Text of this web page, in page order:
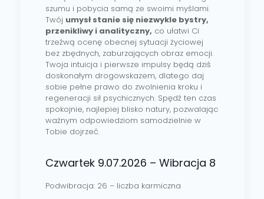
szumu i pobycia samą ze swoimi myślami.
Twój umysł stanie się niezwykle bystry,
przenikliwy i analityczny, co ułatwi Ci
trzeźwą ocenę obecnej sytuacji życiowej
bez zbędnych, zaburzających obraz emocji.
Twoja intuicja i pierwsze impulsy będą dziś
doskonałym drogowskazem, dlatego daj
sobie pełne prawo do zwolnienia kroku i
regeneracji sił psychicznych. Spędź ten czas
spokojnie, najlepiej blisko natury, pozwalając
ważnym odpowiedziom samodzielnie w
Tobie dojrzeć.
Czwartek 9.07.2026 – Wibracja 8
Podwibracja: 26 – liczba karmiczna